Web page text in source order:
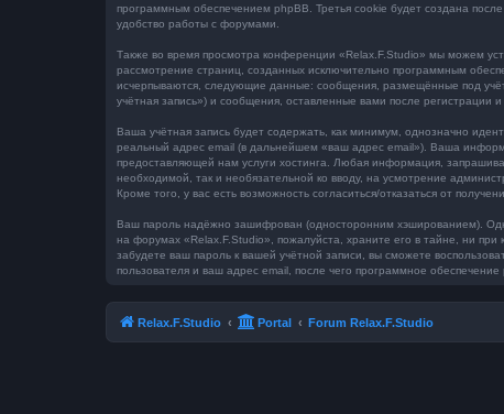
программным обеспечением phpBB. Третья cookie будет создана
удобство работы с форумами.
Также во время просмотра конференции «Relax.F.Studio» мы можем
рассмотрение страниц, созданных исключительно программным
исчерпываются, следующие данные: сообщения, размещённые под
учётная запись») и сообщения, оставленные вами после
Ваша учётная запись будет содержать, как минимум, однозначно
реальный адрес email (в дальнейшем «ваш адрес email»). Ваша
предоставляющей нам услуги хостинга. Любая информация,
необходимой, так и необязательной ко вводу, на усмотрение
Кроме того, у вас есть возможность согласиться/отказаться от
Ваш пароль надёжно зашифрован (односторонним хэшированием).
на форумах «Relax.F.Studio», пожалуйста, храните его в тайне, ни при
забудете ваш пароль к вашей учётной записи, вы сможете
пользователя и ваш адрес email, после чего программное
Relax.F.Studio Portal Forum Relax.F.Studio